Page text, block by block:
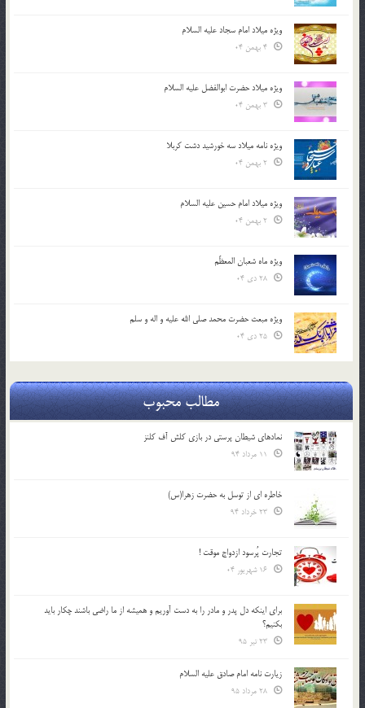
ویژه میلاد امام سجاد علیه السلام
ویژه میلاد حضرت ابوالفضل علیه السلام
ویژه نامه میلاد سه خورشید دشت کربلا
ویژه میلاد امام حسین علیه السلام
ویژه ماه شعبان المعظّم
ویژه مبعث حضرت محمد صلی الله علیه و اله و سلم
مطالب محبوب
نمادهای شیطان پرستی در بازی کلش آف کلنز
خاطره ای از توسل به حضرت زهرا(س)
تجارت پُرسود ازدواج موقت !
براي اينكه دل پدر و مادر را به دست آوريم و هميشه از ما راضي باشند چكار بايد
بكنيم؟
زیارت نامه امام صادق علیه السلام